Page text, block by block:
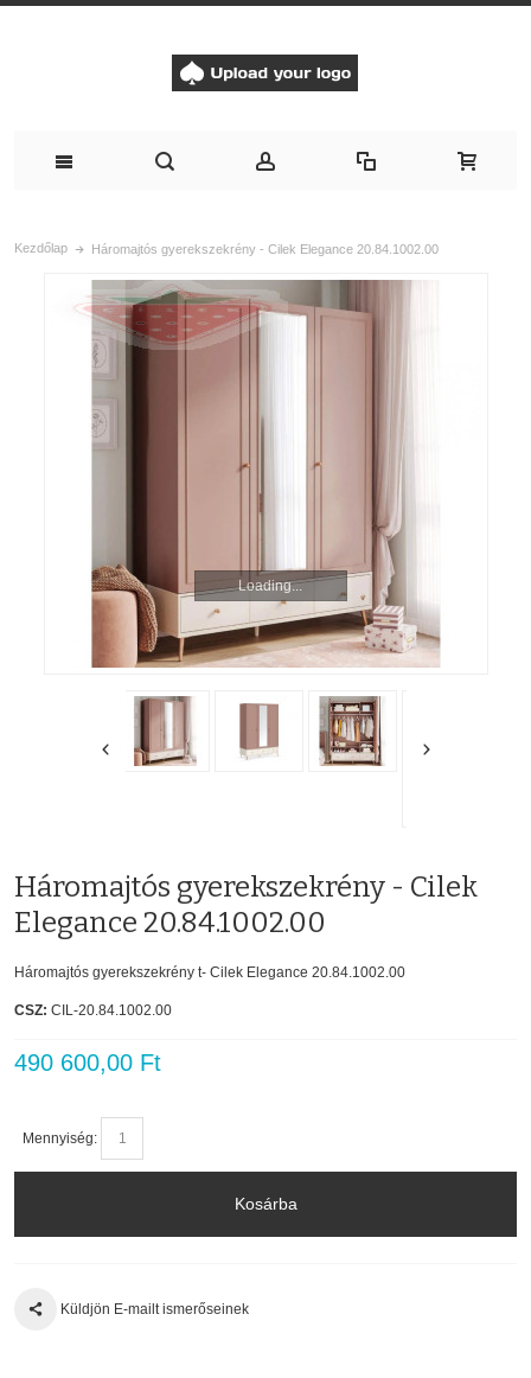
Kezdőlap Háromajtós gyerekszekrény - Cilek Elegance 20.84.1002.00
Loading...
Háromajtós gyerekszekrény - Cilek
Elegance 20.84.1002.00
Háromajtós gyerekszekrény t- Cilek Elegance 20.84.1002.00
CSZ: CIL-20.84.1002.00
490 600,00 Ft
Mennyiség:
Kosárba
Küldjön E-mailt ismerőseinek